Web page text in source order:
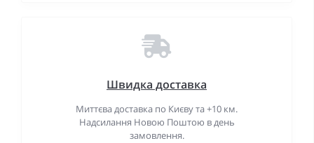
Швидка доставка
Миттєва доставка по Києву та +10 км.
Надсилання Новою Поштою в день
замовлення.